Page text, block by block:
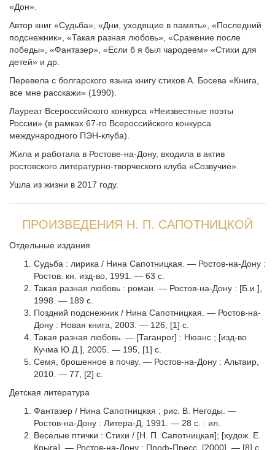
«Дон».
Автор книг «Судьба», «Дни, уходящие в память», «Последний
подснежник», «Такая разная любовь», «Сражение после
победы», «Фантазер», «Если б я был чародеем» «Стихи для
детей» и др.
Перевела с болгарского языка книгу стихов А. Босева «Книга,
все мне расскажи» (1990).
Лауреат Всероссийского конкурса «Неизвестные поэты
России» (в рамках 67-го Всероссийского конкурса
международного ПЭН-клуба).
Жила и работала в Ростове-на-Дону, входила в актив
ростовского литературно-творческого клуба «Созвучие».
Ушла из жизни в 2017 году.
ПРОИЗВЕДЕНИЯ Н. П. САПОТНИЦКОЙ
Отдельные издания
Судьба : лирика / Нина Сапотницкая. — Ростов-на-Дону :
Ростов. кн. изд-во, 1991. — 63 с.
Такая разная любовь : роман. — Ростов-на-Дону : [Б.и.],
1998. — 189 с.
Поздний подснежник / Нина Сапотницкая. — Ростов-на-
Дону : Новая книга, 2003. — 126, [1] с.
Такая разная любовь. — [Таганрог] : Нюанс ; [изд-во
Кучма Ю.Д.], 2005. — 195, [1] с.
Семя, брошенное в почву. — Ростов-на-Дону : Альтаир,
2010. — 77, [2] с.
Детская литература
Фантазер / Нина Сапотницкая ; рис. В. Hегоды. —
Ростов-на-Дону : Литеpа-Д, 1991. — 28 с. : ил.
Веселые птички : Стихи / [Н. П. Сапотницкая]; [худож. Е.
Крыга]. — Ростов-на-Дону : Проф-Пресс, [2000]. — [8] с.